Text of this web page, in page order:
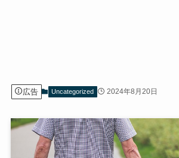
広告 Uncategorized 2024年8月20日